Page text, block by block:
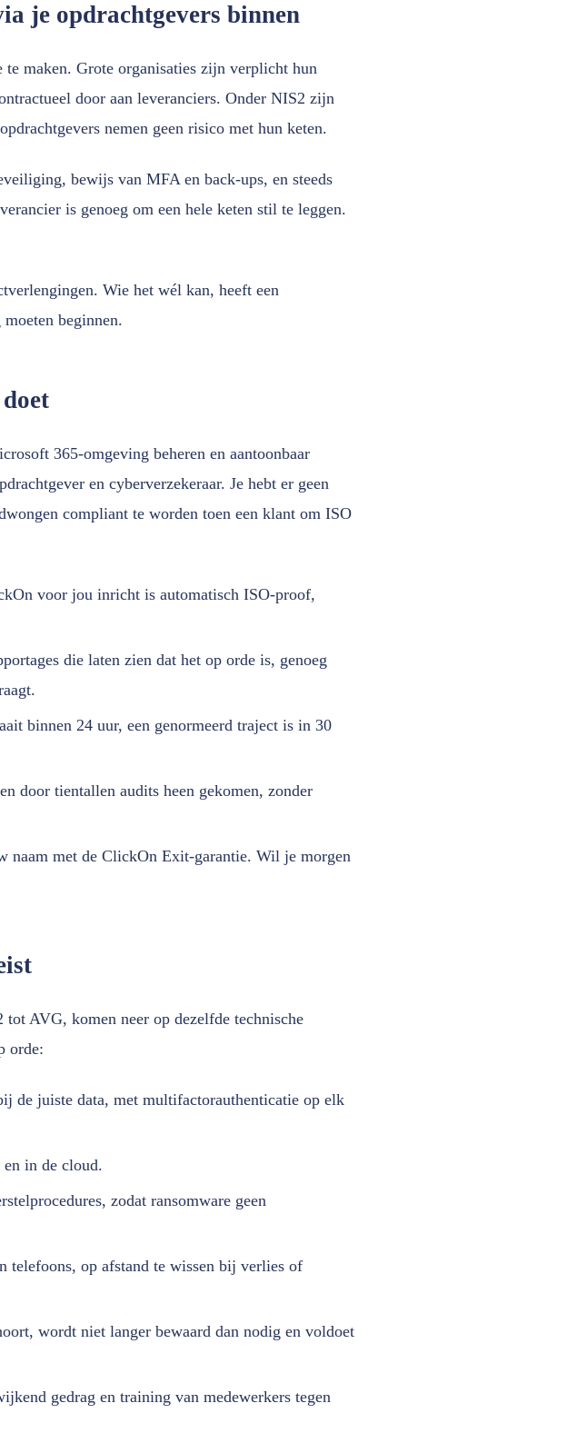
je opdrachtgevers binnen
maken. Grote organisaties zijn verplicht hun
door aan leveranciers. Onder NIS2 zijn
nemen geen risico met hun keten.
bewijs van MFA en back-ups, en steeds
is genoeg om een hele keten stil te leggen.
Wie het wél kan, heeft een
beginnen.
365-omgeving beheren en aantoonbaar
en cyberverzekeraar. Je hebt er geen
compliant te worden toen een klant om ISO
voor jou inricht is automatisch ISO-proof,
die laten zien dat het op orde is, genoeg
binnen 24 uur, een genormeerd traject is in 30
door tientallen audits heen gekomen, zonder
naam met de ClickOn Exit-garantie. Wil je morgen
AVG, komen neer op dezelfde technische
orde:
de juiste data, met multifactorauthenticatie op elk
in de cloud.
zodat ransomware geen
telefoons, op afstand te wissen bij verlies of
wordt niet langer bewaard dan nodig en voldoet
gedrag en training van medewerkers tegen